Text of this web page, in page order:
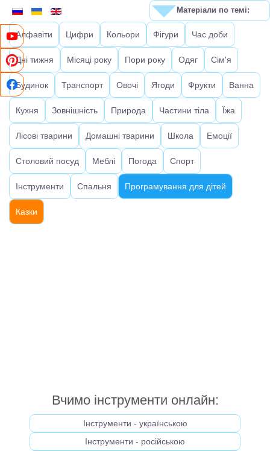
Алфавіти Цифри Кольори Фігури Час доби
Дні тижня Місяці року Пори року Одяг Сім'я
Будинок Транспорт Овочі Ягоди Фрукти Ванна
Кухня Зовнішність Природа Частини тіла Їжа
Лісові тварини Домашні тварини Школа Емоції
Столовий посуд Меблі Погода Спорт
Інструменти Спальня Програмування для дітей
Казки
Вчимо інструменти онлайн:
Інструменти - українською
Інструменти - російською
Матеріали по темі: